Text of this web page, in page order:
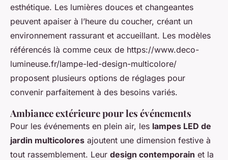
esthétique. Les lumières douces et changeantes
peuvent apaiser à l’heure du coucher, créant un
environnement rassurant et accueillant. Les modèles
référencés là comme ceux de https://www.deco-
lumineuse.fr/lampe-led-design-multicolore/
proposent plusieurs options de réglages pour
convenir parfaitement à des besoins variés.
Ambiance extérieure pour les événements
Pour les événements en plein air, les lampes LED de
jardin multicolores ajoutent une dimension festive à
tout rassemblement. Leur design contemporain et la